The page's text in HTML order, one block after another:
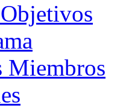
Miembros